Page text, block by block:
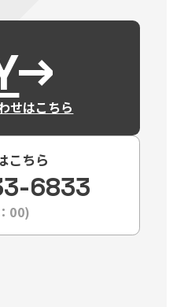
せはこちら
こちら
6833
00)